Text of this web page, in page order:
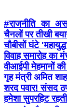
चैनलों पर तीखी
चौबीसों घंटे
विवाह समारोह
वीआईपी मेहमानों
गृह मंत्री अमित
शरद पवार! संसद ठप
हमेशा सुपरहिट